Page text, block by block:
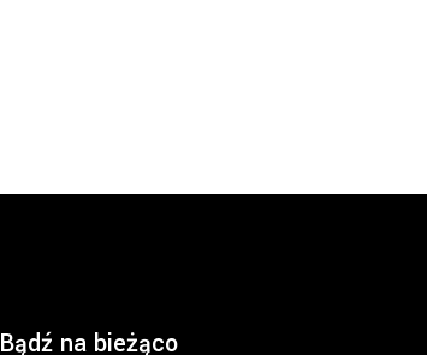
Bądź na bieżąco